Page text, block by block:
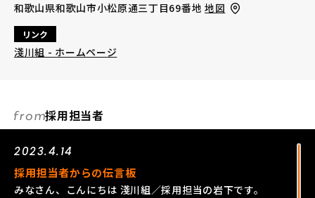
和歌山県和歌山市小松原通三丁目69番地 地図
リンク
淺川組 - ホームページ
採用担当者
2023.4.14
採用担当者からの伝言板
みなさん、こんにちは 淺川組／採用担当の岩下です。